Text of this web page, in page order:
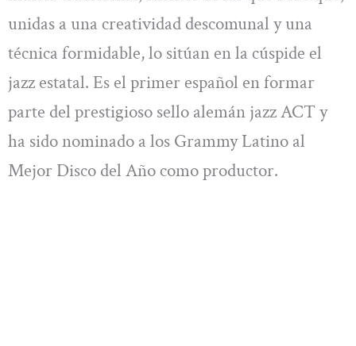
unidas a una creatividad descomunal y una
técnica formidable, lo sitúan en la cúspide el
jazz estatal. Es el primer español en formar
parte del prestigioso sello alemán jazz ACT y
ha sido nominado a los Grammy Latino al
Mejor Disco del Año como productor.